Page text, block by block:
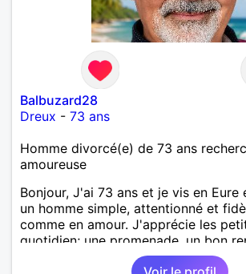
Balbuzard28
Dreux - 73 ans
Homme divorcé(e) de 73 ans
amoureuse
Bonjour, J'ai 73 ans et je vis en Eure
un homme simple, attentionné et
comme en amour. J'apprécie les
quotidien; une promenade, un bon
une discision agréable ou un